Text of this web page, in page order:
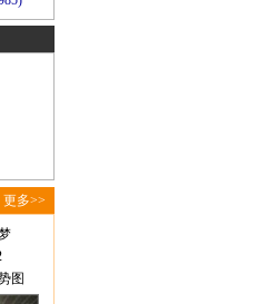
更多>>
图